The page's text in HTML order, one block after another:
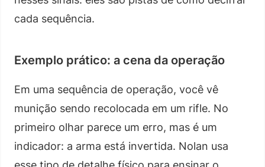
cada sequência.
Exemplo prático: a cena da operação
Em uma sequência de operação, você vê
munição sendo recolocada em um rifle. No
primeiro olhar parece um erro, mas é um
indicador: a arma está invertida. Nolan usa